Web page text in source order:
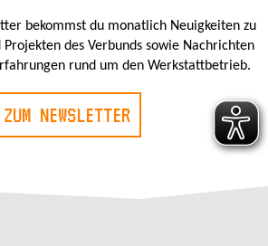
bekommst du monatlich Neuigkeiten zu
Projekten des Verbunds sowie Nachrichten
rund um den Werkstattbetrieb.
ZUM NEWSLETTER